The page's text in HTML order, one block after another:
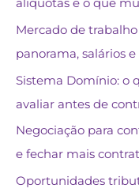
Mercado de
panorama, salários
Sistema Domínio: o
avaliar antes de
Negociação para
e fechar mais
Oportunidades